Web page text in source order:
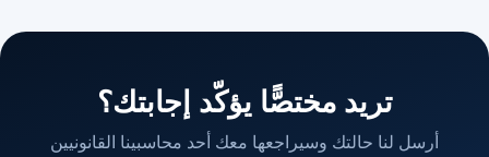
تريد مختصًّا يؤكّد إجابتك؟
أرسل لنا حالتك وسيراجعها معك أحد محاسبينا القانونيين